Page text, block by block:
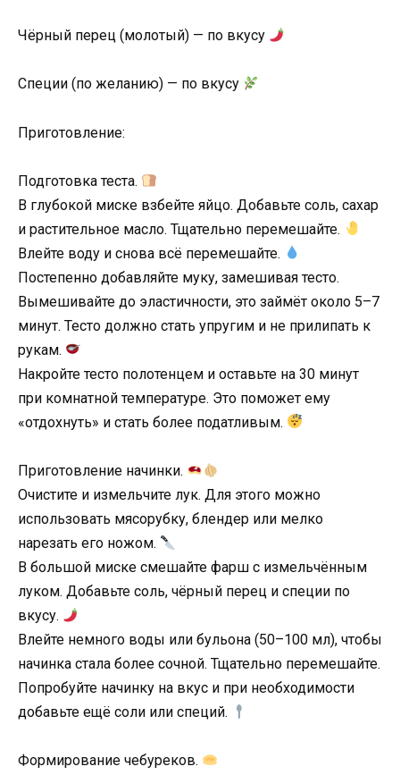
Чёрный перец (молотый) — по вкусу
Специи (по желанию) — по вкусу
Приготовление:
Подготовка теста.
В глубокой миске взбейте яйцо. Добавьте соль, сахар
и растительное масло. Тщательно перемешайте.
Влейте воду и снова всё перемешайте.
Постепенно добавляйте муку, замешивая тесто.
Вымешивайте до эластичности, это займёт около 5–7
минут. Тесто должно стать упругим и не прилипать к
рукам.
Накройте тесто полотенцем и оставьте на 30 минут
при комнатной температуре. Это поможет ему
«отдохнуть» и стать более податливым.
Приготовление начинки.
Очистите и измельчите лук. Для этого можно
использовать мясорубку, блендер или мелко
нарезать его ножом.
В большой миске смешайте фарш с измельчённым
луком. Добавьте соль, чёрный перец и специи по
вкусу.
Влейте немного воды или бульона (50–100 мл), чтобы
начинка стала более сочной. Тщательно перемешайте.
Попробуйте начинку на вкус и при необходимости
добавьте ещё соли или специй.
Формирование чебуреков.